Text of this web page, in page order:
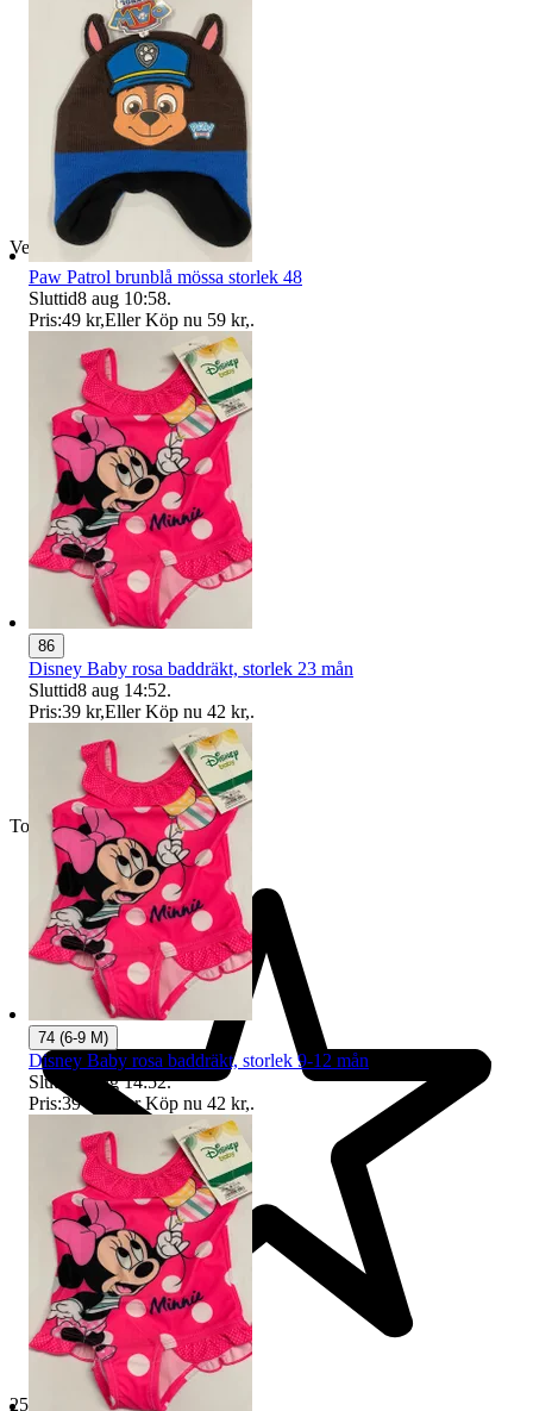
Verifierad
Toppsäljare
25 824 omdömen
Paw Patrol brunblå mössa storlek 48
Sluttid8 aug 10:58.
Pris:49 kr,Eller Köp nu 59 kr,.
86
Disney Baby rosa baddräkt, storlek 23 mån
Sluttid8 aug 14:52.
Pris:39 kr,Eller Köp nu 42 kr,.
74 (6-9 M)
Disney Baby rosa baddräkt, storlek 9-12 mån
Sluttid
8 aug 14:52.
Pris:39 kr Eller Köp nu 42 kr,.